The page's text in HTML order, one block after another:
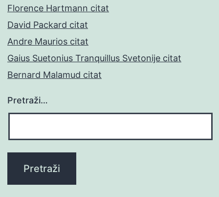
Florence Hartmann citat
David Packard citat
Andre Maurios citat
Gaius Suetonius Tranquillus Svetonije citat
Bernard Malamud citat
Pretraži…